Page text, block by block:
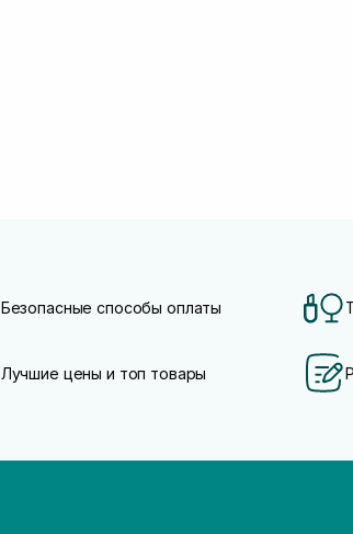
Безопасные способы оплаты
Лучшие цены и топ товары